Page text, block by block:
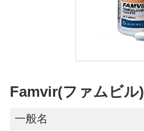
Famvir(ファムビル)
一般名